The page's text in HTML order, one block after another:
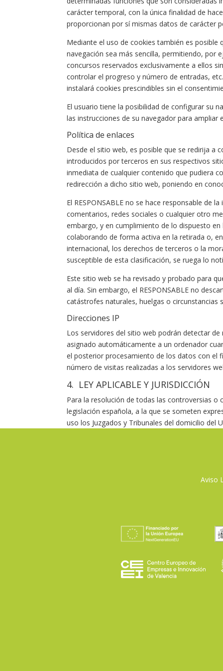
carácter temporal, con la única finalidad de
proporcionan por sí mismas datos de carácter
Mediante el uso de cookies también es posible
navegación sea más sencilla, permitiendo, por
concursos reservados exclusivamente a ellos
controlar el progreso y número de entradas,
instalará cookies prescindibles sin el
El usuario tiene la posibilidad de configurar su
las instrucciones de su navegador para ampliar
Política de enlaces
Desde el sitio web, es posible que se redirija a
introducidos por terceros en sus respectivos
inmediata de cualquier contenido que pudiera
redirección a dicho sitio web, poniendo en
El RESPONSABLE no se hace responsable
comentarios, redes sociales o cualquier otro
embargo, y en cumplimiento de lo dispuesto
colaborando de forma activa en la retirada o,
internacional, los derechos de terceros o la
susceptible de esta clasificación, se ruega lo
Este sitio web se ha revisado y probado para
al día. Sin embargo, el RESPONSABLE no
catástrofes naturales, huelgas o circunstancias
Direcciones IP
Los servidores del sitio web podrán detectar
asignado automáticamente a un ordenador
el posterior procesamiento de los datos con el
número de visitas realizadas a los servidores
4. LEY APLICABLE Y JURISDICCIÓN
Para la resolución de todas las controversias o
legislación española, a la que se someten
uso los Juzgados y Tribunales del domicilio del
Aviso